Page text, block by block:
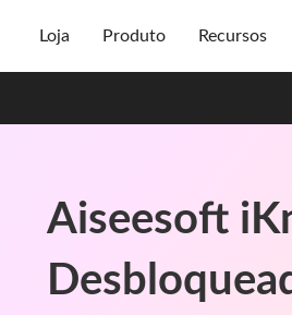
Loja Produto Recursos
Aiseesoft